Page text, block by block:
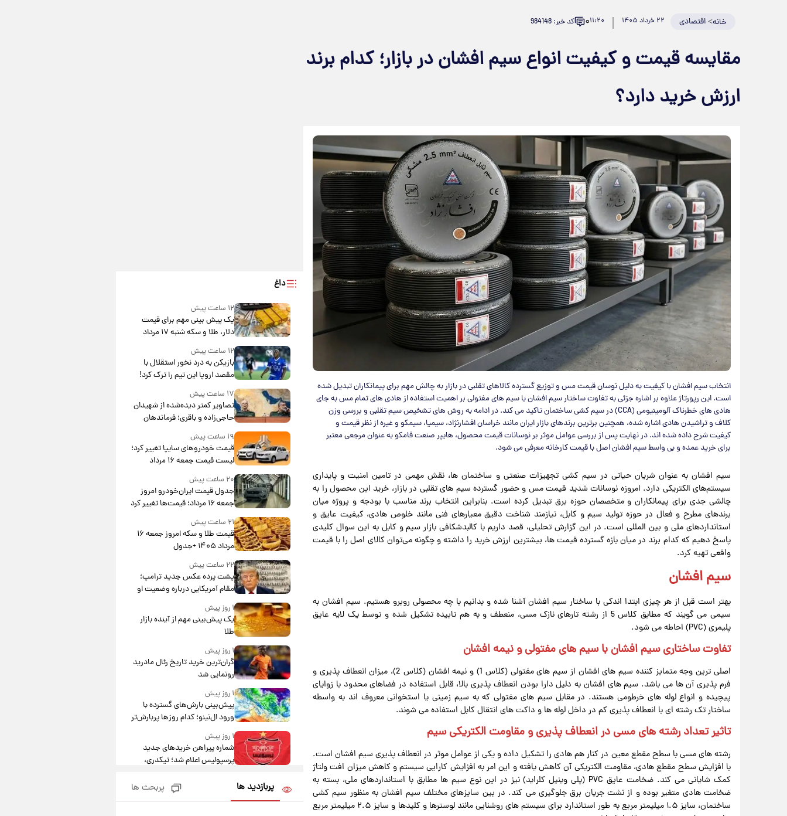
خانه>اقتصادی ۲۲ خرداد ۱۴۰۵ ۱۱:۲۰۰ کد خبر: 984148
مقایسه قیمت و کیفیت انواع سیم افشان در بازار؛ کدام برند
ارزش خرید دارد؟
انتخاب سیم افشان با کیفیت به دلیل نوسان قیمت مس و توزیع گسترده کالاهای تقلبی در بازار به چالش مهم برای پیمانکاران تبدیل شده
است. این رپورتاژ علاوه بر اشاره جزئی به تفاوت ساختار سیم افشان با سیم های مفتولی بر اهمیت استفاده از هادی های تمام مس به جای
هادی های خطرناک آلومینیومی (CCA) در سیم کشی ساختمان تاکید می کند. در ادامه به روش های تشخیص سیم تقلبی و بررسی وزن
کلاف و تراشیدن هادی اشاره شده، همچنین برترین برندهای بازار ایران مانند خراسان افشارنژاد، سیمیا، سیمکو و غیره از نظر قیمت و
کیفیت شرح داده شده اند. در نهایت پس از بررسی عوامل موثر بر نوسانات قیمت محصول، هایپر صنعت فامکو به عنوان مرجعی معتبر
برای خرید عمده و بی واسط سیم افشان اصل با قیمت کارخانه معرفی می شود.
سیم افشان به عنوان شریان حیاتی در سیم‌ کشی تجهیزات صنعتی و ساختمان ها، نقش مهمی در تامین امنیت و پایداری
سیستم‌های الکتریکی دارد. امروزه نوسانات شدید قیمت مس و حضور گسترده سیم‌ های تقلبی در بازار، خرید این محصول را به
چالشی جدی برای پیمانکاران و متخصصان حوزه برق تبدیل کرده است. بنابراین انتخاب برند مناسب با بودجه و پروژه میان
برندهای مطرح و فعال در حوزه تولید سیم و کابل، نیازمند شناخت دقیق معیارهای فنی مانند خلوص هادی، کیفیت عایق و
استانداردهای ملی و بین المللی است. در این گزارش تحلیلی، قصد داریم با کالبدشکافی بازار سیم و کابل به این سوال کلیدی
پاسخ دهیم که کدام برند در میان بازه گسترده قیمت ها، بیشترین ارزش خرید را داشته و چگونه می‌توان کالای اصل را با قیمت
واقعی تهیه کرد.
سیم افشان
بهتر است قبل از هر چیزی ابتدا اندکی با ساختار سیم افشان آشنا شده و بدانیم با چه محصولی روبرو هستیم. سیم افشان به
سیمی می گویند که مطابق کلاس 5 از رشته تارهای نازک مسی، منعطف و به هم تابیده تشکیل شده و توسط یک لایه عایق
پلیمری (PVC) احاطه می شود.
تفاوت ساختاری سیم افشان با سیم های مفتولی و نیمه افشان
اصلی ترین وجه متمایز کننده سیم های افشان از سیم های مفتولی (کلاس 1) و نیمه افشان (کلاس 2)، میزان انعطاف پذیری و
فرم پذیری آن ها می باشد. سیم های افشان به دلیل دارا بودن انعطاف پذیری بالا، قابل استفاده در فضاهای محدود با زوایای
پیچیده و انواع لوله های خرطومی هستند. در مقابل سیم های مفتولی که به سیم زمینی یا استخوانی معروف اند به واسطه
ساختار تک رشته ای با انعطاف پذیری کم در داخل لوله ها و داکت های انتقال کابل استفاده می شوند.
تاثیر تعداد رشته های مسی در انعطاف پذیری و مقاومت الکتریکی سیم
رشته‌ های مسی با سطح مقطع معین در کنار هم هادی را تشکیل داده و یکی از عوامل موثر در انعطاف پذیری سیم افشان است.
با افزایش سطح مقطع هادی، مقاومت الکتریکی آن کاهش یافته و این امر به افزایش کارایی سیستم و کاهش میزان افت ولتاژ
کمک شایانی می کند. ضخامت عایق PVC (پلی وینیل کلراید) نیز در این نوع سیم ها مطابق با استانداردهای ملی، بسته به
ضخامت هادی متغیر بوده و از نشت جریان برق جلوگیری می کند. در بین سایزهای مختلف سیم افشان به منظور سیم ‌کشی
ساختمان، سایز ۱.۵ میلیمتر مربع به طور استاندارد برای سیستم ‌های روشنایی مانند لوسترها و کلیدها و سایز ۲.۵ میلیمتر مربع
داغ
۱۲ ساعت پیش
یک پیش ‌بینی مهم برای قیمت
دلار، طلا و سکه شنبه ۱۷ مرداد
۱۴۰۵
۱۲ ساعت پیش
بازیکن به درد نخور استقلال با
مقصد اروپا این تیم را ترک کرد!
۱۷ ساعت پیش
تصاویر کمتر دیده‌شده از شهیدان
حاجی‌زاده و باقری؛ فرماندهان
شهید هوافضای ایران
۱۹ ساعت پیش
قیمت خودروهای سایپا تغییر کرد؛
لیست قیمت جمعه ۱۶ مرداد
۲۰ ساعت پیش
جدول قیمت ایران‌خودرو امروز
جمعه ۱۶ مرداد؛ قیمت‌ها تغییر کرد
۲۱ ساعت پیش
قیمت طلا و سکه امروز جمعه ۱۶
مرداد ۱۴۰۵ +جدول
۲۲ ساعت پیش
پشت پرده عکس جدید ترامپ؛
مقام آمریکایی درباره وضعیت او
چه گفت؟
۱ روز پیش
یک پیش‌بینی مهم از آینده بازار
طلا
۱ روز پیش
گران‌ترین خرید تاریخ رئال مادرید
رونمایی شد
۱ روز پیش
پیش‌بینی بارش‌های گسترده با
ورود ال‌نینو؛ کدام روزها پربارش‌تر
خواهند بود؟
۱ روز پیش
شماره پیراهن خریدهای جدید
پرسپولیس اعلام شد؛ تیکدری،
جزئیات فعال‌سازی «کیف پول
ایران» اعلام شد+فیلم
پربازدید ها پربحث ها